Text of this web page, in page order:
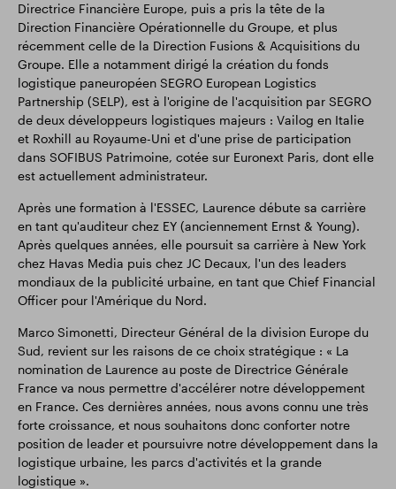
Directrice Financière Europe, puis a pris la tête de la
Direction Financière Opérationnelle du Groupe, et plus
récemment celle de la Direction Fusions & Acquisitions du
Groupe. Elle a notamment dirigé la création du fonds
logistique paneuropéen SEGRO European Logistics
Partnership (SELP), est à l'origine de l'acquisition par SEGRO
de deux développeurs logistiques majeurs : Vailog en Italie
et Roxhill au Royaume-Uni et d'une prise de participation
dans SOFIBUS Patrimoine, cotée sur Euronext Paris, dont elle
est actuellement administrateur.
Après une formation à l'ESSEC, Laurence débute sa carrière
en tant qu'auditeur chez EY (anciennement Ernst & Young).
Après quelques années, elle poursuit sa carrière à New York
chez Havas Media puis chez JC Decaux, l'un des leaders
mondiaux de la publicité urbaine, en tant que Chief Financial
Officer pour l'Amérique du Nord.
Marco Simonetti, Directeur Général de la division Europe du
Sud, revient sur les raisons de ce choix stratégique : « La
nomination de Laurence au poste de Directrice Générale
France va nous permettre d'accélérer notre développement
en France. Ces dernières années, nous avons connu une très
forte croissance, et nous souhaitons donc conforter notre
position de leader et poursuivre notre développement dans la
logistique urbaine, les parcs d'activités et la grande
logistique ».